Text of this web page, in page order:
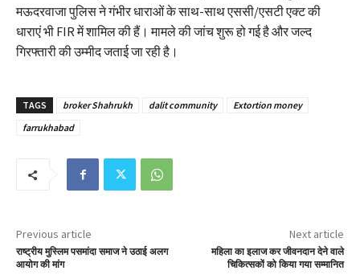
मऊदरवाजा पुलिस ने गंभीर धाराओं के साथ-साथ एससी/एसटी एक्ट की
धाराएं भी FIR में शामिल की हैं। मामले की जांच शुरू हो गई है और जल्द
गिरफ्तारी की उम्मीद जताई जा रही है।
TAGS broker Shahrukh dalit community
Extortion money
farrukhabad
Previous article
राष्ट्रीय मुस्लिम पसमांदा समाज ने उठाई अलग
आयोग की मांग
Next article
महिला का इलाज कर जीवनदान देने वाले
चिकित्सकों को किया गया सम्मानित